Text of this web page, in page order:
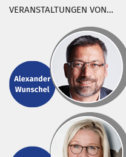
VERANSTALTUNGEN VON…